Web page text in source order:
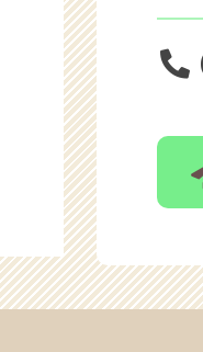
みさせていただきま
休みさせていただき
ただきます。
みをいただきます。
ただきます。
ます。
ありません。